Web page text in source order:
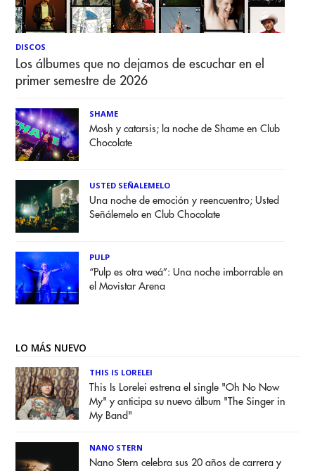
DISCOS
Los álbumes que no dejamos de escuchar en el
primer semestre de 2026
SHAME
Mosh y catarsis; la noche de Shame en Club
Chocolate
USTED SEÑALEMELO
Una noche de emoción y reencuentro; Usted
Señálemelo en Club Chocolate
PULP
“Pulp es otra weá”: Una noche imborrable en
el Movistar Arena
LO MÁS NUEVO
THIS IS LORELEI
This Is Lorelei estrena el single "Oh No Now
My" y anticipa su nuevo álbum "The Singer in
My Band"
NANO STERN
Nano Stern celebra sus 20 años de carrera y